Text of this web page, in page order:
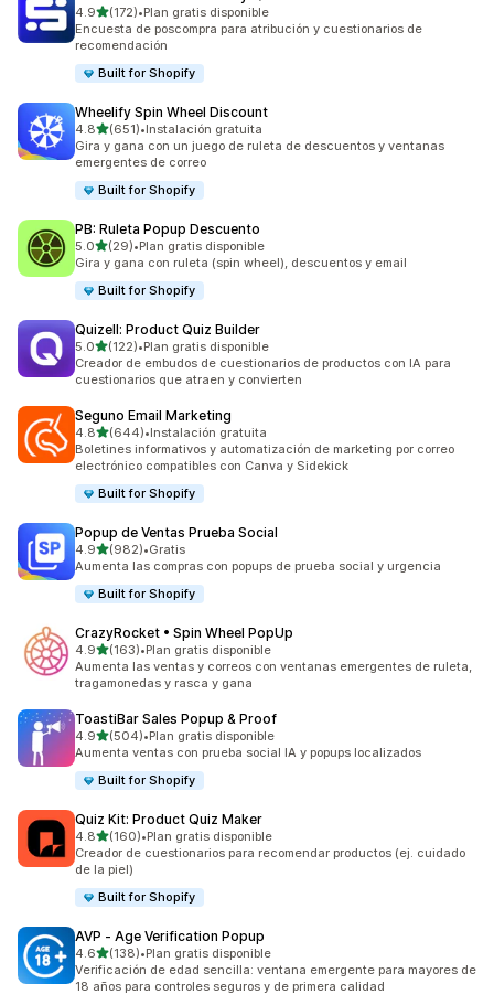
4.9de 5 estrellas
(172)
172 reseñas en total
•Plan gratis disponible
Encuesta de poscompra para atribución y cuestionarios de
recomendación
Built for Shopify
Wheelify Spin Wheel Discount
4.8de 5 estrellas
(651)
651 reseñas en total
•Instalación gratuita
Gira y gana con un juego de ruleta de descuentos y ventanas
emergentes de correo
Built for Shopify
PB: Ruleta Popup Descuento
5.0de 5 estrellas
(29)
29 reseñas en total
•Plan gratis disponible
Gira y gana con ruleta (spin wheel), descuentos y email
Built for Shopify
Quizell: Product Quiz Builder
5.0de 5 estrellas
(122)
122 reseñas en total
•Plan gratis disponible
Creador de embudos de cuestionarios de productos con IA para
cuestionarios que atraen y convierten
Seguno Email Marketing
4.8de 5 estrellas
(644)
644 reseñas en total
•Instalación gratuita
Boletines informativos y automatización de marketing por correo
electrónico compatibles con Canva y Sidekick
Built for Shopify
Popup de Ventas Prueba Social
4.9de 5 estrellas
(982)
982 reseñas en total
•Gratis
Aumenta las compras con popups de prueba social y urgencia
Built for Shopify
CrazyRocket • Spin Wheel PopUp
4.9de 5 estrellas
(163)
163 reseñas en total
•Plan gratis disponible
Aumenta las ventas y correos con ventanas emergentes de ruleta,
tragamonedas y rasca y gana
ToastiBar Sales Popup & Proof
4.9de 5 estrellas
(504)
504 reseñas en total
•Plan gratis disponible
Aumenta ventas con prueba social IA y popups localizados
Built for Shopify
Quiz Kit: Product Quiz Maker
4.8de 5 estrellas
(160)
160 reseñas en total
•Plan gratis disponible
Creador de cuestionarios para recomendar productos (ej. cuidado
de la piel)
Built for Shopify
AVP ‑ Age Verification Popup
4.6de 5 estrellas
(138)
138 reseñas en total
•Plan gratis disponible
Verificación de edad sencilla: ventana emergente para mayores de
18 años para controles seguros y de primera calidad